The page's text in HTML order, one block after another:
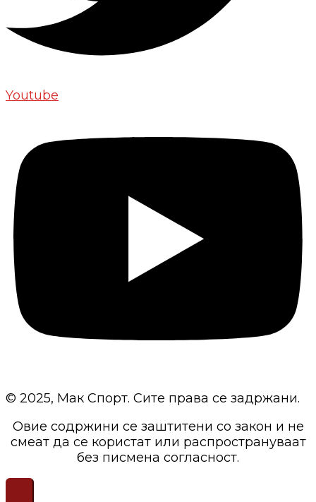
Youtube
© 2025, Мак Спорт. Сите права се задржани.
Овие содржини се заштитени со закон и не
смеат да се користат или распространуваат
без писмена согласност.